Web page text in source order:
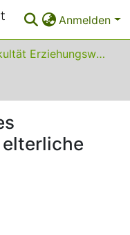
Anmelden
12 Fakultät Erziehungswissenschaft, Psychologie und Bildungsforschung